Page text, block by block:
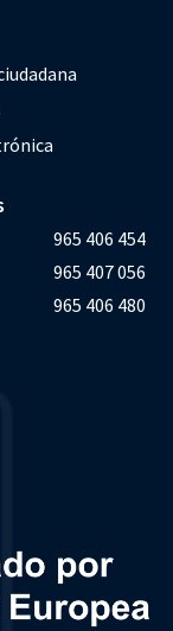
965 406 454
965 407 056
965 406 480